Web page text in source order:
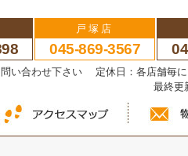
戸塚店
045-869-3567
い合わせ下さい 定休日：各店舗毎
最終更